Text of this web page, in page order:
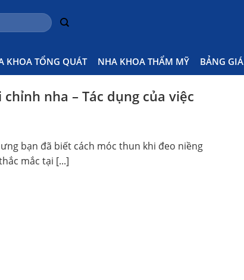
KHOA TỔNG QUÁT NHA KHOA THẨM MỸ BẢNG GIÁ
nha – Tác dụng của việc
bạn đã biết cách móc thun khi đeo niềng
mắc tại [...]